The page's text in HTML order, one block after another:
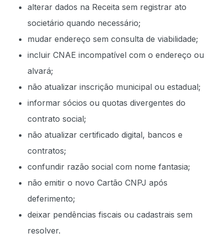
alterar dados na Receita sem registrar ato
societário quando necessário;
mudar endereço sem consulta de viabilidade;
incluir CNAE incompatível com o endereço ou
alvará;
não atualizar inscrição municipal ou estadual;
informar sócios ou quotas divergentes do
contrato social;
não atualizar certificado digital, bancos e
contratos;
confundir razão social com nome fantasia;
não emitir o novo Cartão CNPJ após
deferimento;
deixar pendências fiscais ou cadastrais sem
resolver.